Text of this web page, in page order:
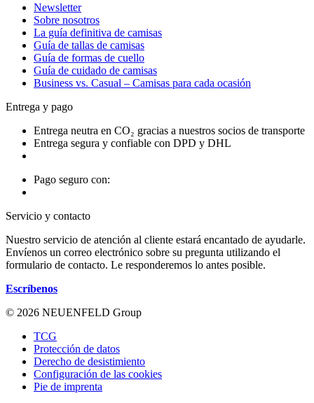
Newsletter
Sobre nosotros
La guía definitiva de camisas
Guía de tallas de camisas
Guía de formas de cuello
Guía de cuidado de camisas
Business vs. Casual – Camisas para cada ocasión
Entrega y pago
Entrega neutra en CO₂ gracias a nuestros socios de transporte
Entrega segura y confiable con DPD y DHL
Pago seguro con:
Servicio y contacto
Nuestro servicio de atención al cliente estará encantado de ayudarle.
Envíenos un correo electrónico sobre su pregunta utilizando el
formulario de contacto. Le responderemos lo antes posible.
Escríbenos
© 2026 NEUENFELD Group
TCG
Protección de datos
Derecho de desistimiento
Configuración de las cookies
Pie de imprenta